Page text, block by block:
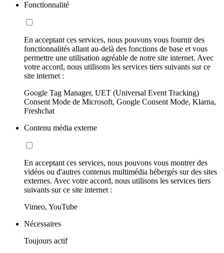
Fonctionnalité
En acceptant ces services, nous pouvons vous fournir des
fonctionnalités allant au-delà des fonctions de base et vous
permettre une utilisation agréable de notre site internet. Avec
votre accord, nous utilisons les services tiers suivants sur ce
site internet :
Google Tag Manager, UET (Universal Event Tracking)
Consent Mode de Microsoft, Google Consent Mode, Klarna,
Freshchat
Contenu média externe
En acceptant ces services, nous pouvons vous montrer des
vidéos ou d'autres contenus multimédia hébergés sur des sites
externes. Avec votre accord, nous utilisons les services tiers
suivants sur ce site internet :
Vimeo, YouTube
Nécessaires
Toujours actif